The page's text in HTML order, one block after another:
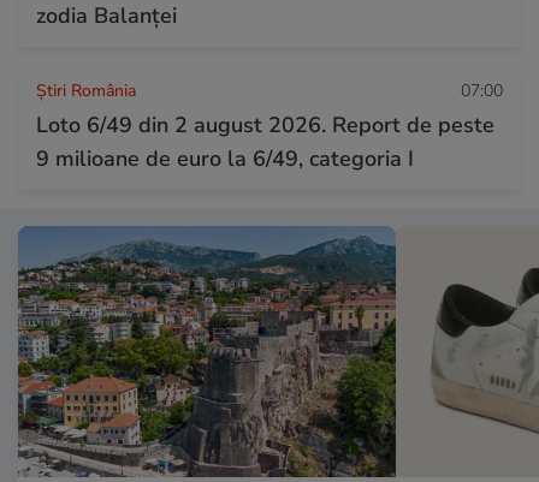
zodia Balanței
Știri România 07:00
Loto 6/49 din 2 august 2026. Report de peste
9 milioane de euro la 6/49, categoria I